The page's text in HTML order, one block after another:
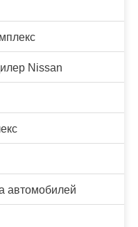
Nissan
автомобилей